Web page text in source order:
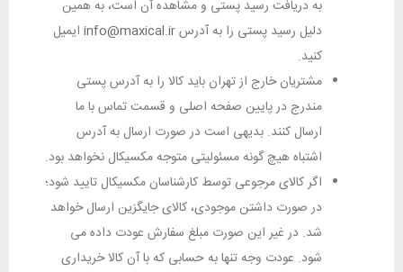
به دریافت رسید پستی و مشاهده آن است، به همین
دلیل رسید پستی را به آدرسinfo@maxical.ir ایمیل
کنید.
مشتریان خارج از تهران باید کالا را به آدرس پستی
مندرج در پایین صفحه اصلی و قسمت تماس با ما
ارسال کنند. بدیهی است در صورت ارسال به آدرس
اشتباه هیچ گونه مسئولیتی متوجه مکسیکال نخواهد بود.
اگر کالای مرجوعی توسط کارشناسان مکسیکال تایید شود؛
در صورت داشتن موجودی، کالای جایگزین ارسال خواهد
شد. در غیر این صورت مبلغ سفارش عودت داده می
شود. عودت وجه تنها به حسابی که با آن کالا خریداری